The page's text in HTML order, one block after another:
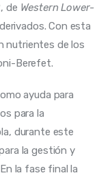
de Western Lower-
Con esta
nutrientes de los
Berefet.
ayuda para
para la
durante este
la gestión y
la fase final la